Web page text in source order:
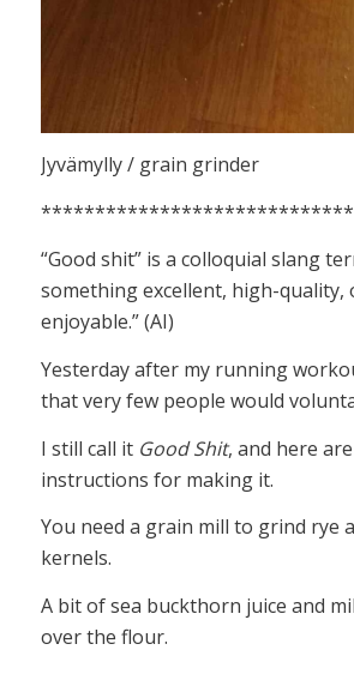
Jyvämylly / grain grinder
“Good shit” is a colloquial slang
something excellent, high-quality,
enjoyable.” (AI)
Yesterday after my running
that very few people would
I still call it Good Shit, and here
instructions for making it.
You need a grain mill to grind rye
kernels.
A bit of sea buckthorn juice and
over the flour.